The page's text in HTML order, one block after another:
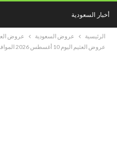
أخبار السعودية
الرئيسية عروض السعودية
عروض
عروض العثيم اليوم 10 أغسطس 2026 الموافق 27 صفر 1448